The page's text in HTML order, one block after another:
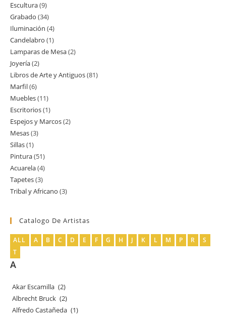
productos
Escultura 99
productos
Grabado 3434
productos
Iluminación 44
productos
Candelabro 11
producto
Lamparas de Mesa 22
Joyería 22
productos
Libros de Arte y Antiguos 8181
Marfil 66
productos
Muebles 1111
productos
Escritorios 11
producto
Espejos y Marcos 22
Mesas 33
Sillas 11
producto
Pintura 5151
productos
Acuarela 44
productos
Tapetes 33
productos
Tribal y Africano 33
Catalogo De Artistas
ALL A B C D E F G H J K L M P R
S
T
A
Akar Escamilla (2)
Albrecht Bruck (2)
Alfredo Castañeda (1)